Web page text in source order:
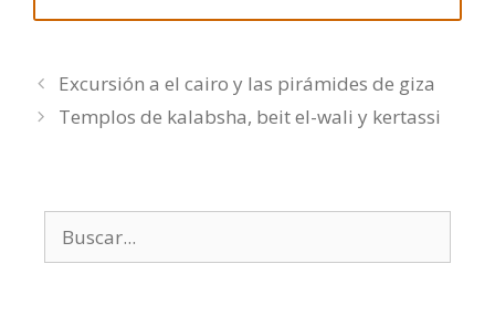
Excursión a el cairo y las pirámides de giza
Templos de kalabsha, beit el-wali y kertassi